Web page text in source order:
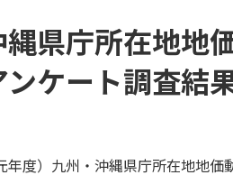
県庁所在地地
ケート調査結
度）九州・沖縄県庁所在地地価